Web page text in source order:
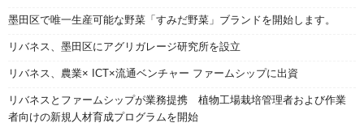
墨田区で唯一生産可能な野菜「すみだ野菜」ブランドを開始します。
リバネス、墨田区にアグリガレージ研究所を設立
リバネス、農業× ICT×流通ベンチャー ファームシップに出資
リバネスとファームシップが業務提携 植物工場栽培管理者および作業
者向けの新規人材育成プログラムを開始